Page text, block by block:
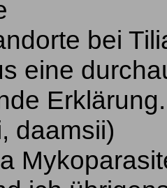
bei
eine
daamsii)